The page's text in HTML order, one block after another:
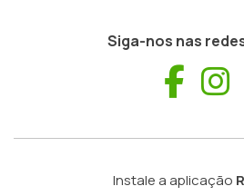
Siga-nos nas
Instale a aplicação